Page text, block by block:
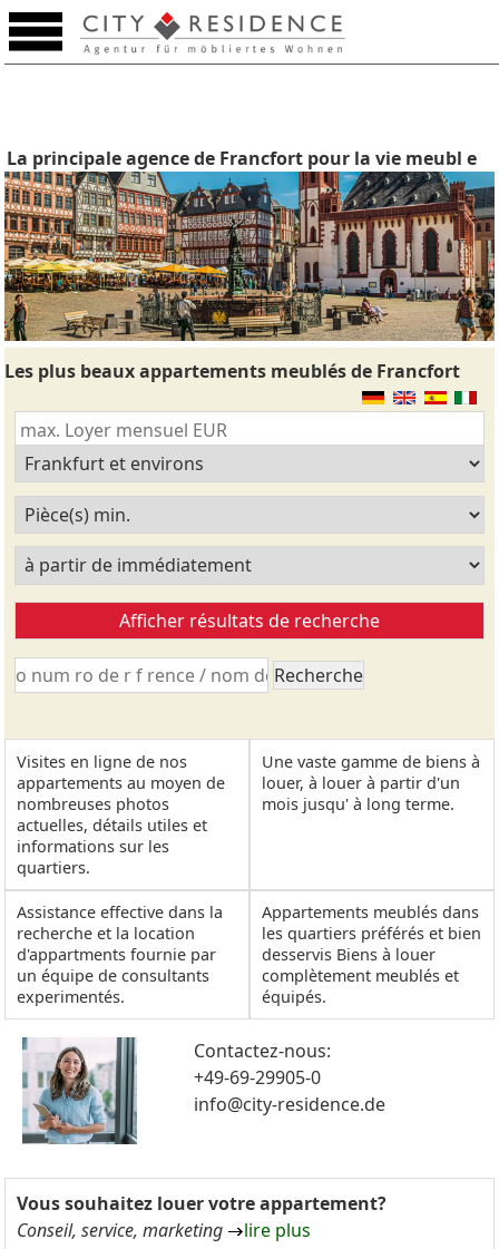
La principale agence de Francfort pour la vie meubl e
Les plus beaux appartements meublés de Francfort
Visites en ligne de nos
appartements au moyen de
nombreuses photos
actuelles, détails utiles et
informations sur les
quartiers.
Une vaste gamme de biens à
louer, à louer à partir d'un
mois jusqu' à long terme.
Assistance effective dans la
recherche et la location
d'appartments fournie par
un équipe de consultants
experimentés.
Appartements meublés dans
les quartiers préférés et bien
desservis Biens à louer
complètement meublés et
équipés.
Contactez-nous:
+49-69-29905-0
info@city-residence.de
Vous souhaitez louer votre appartement?
Conseil, service, marketing
lire plus